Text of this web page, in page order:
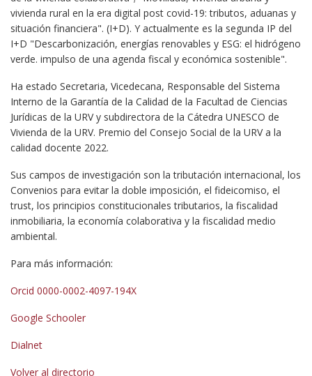
vivienda rural en la era digital post covid-19: tributos, aduanas y
situación financiera". (I+D). Y actualmente es la segunda IP del
I+D "Descarbonización, energías renovables y ESG: el hidrógeno
verde. impulso de una agenda fiscal y económica sostenible".
Ha estado Secretaria, Vicedecana, Responsable del Sistema
Interno de la Garantía de la Calidad de la Facultad de Ciencias
Jurídicas de la URV y subdirectora de la Cátedra UNESCO de
Vivienda de la URV. Premio del Consejo Social de la URV a la
calidad docente 2022.
Sus campos de investigación son la tributación internacional, los
Convenios para evitar la doble imposición, el fideicomiso, el
trust, los principios constitucionales tributarios, la fiscalidad
inmobiliaria, la economía colaborativa y la fiscalidad medio
ambiental.
Para más información:
Orcid 0000-0002-4097-194X
Google Schooler
Dialnet
Volver al directorio